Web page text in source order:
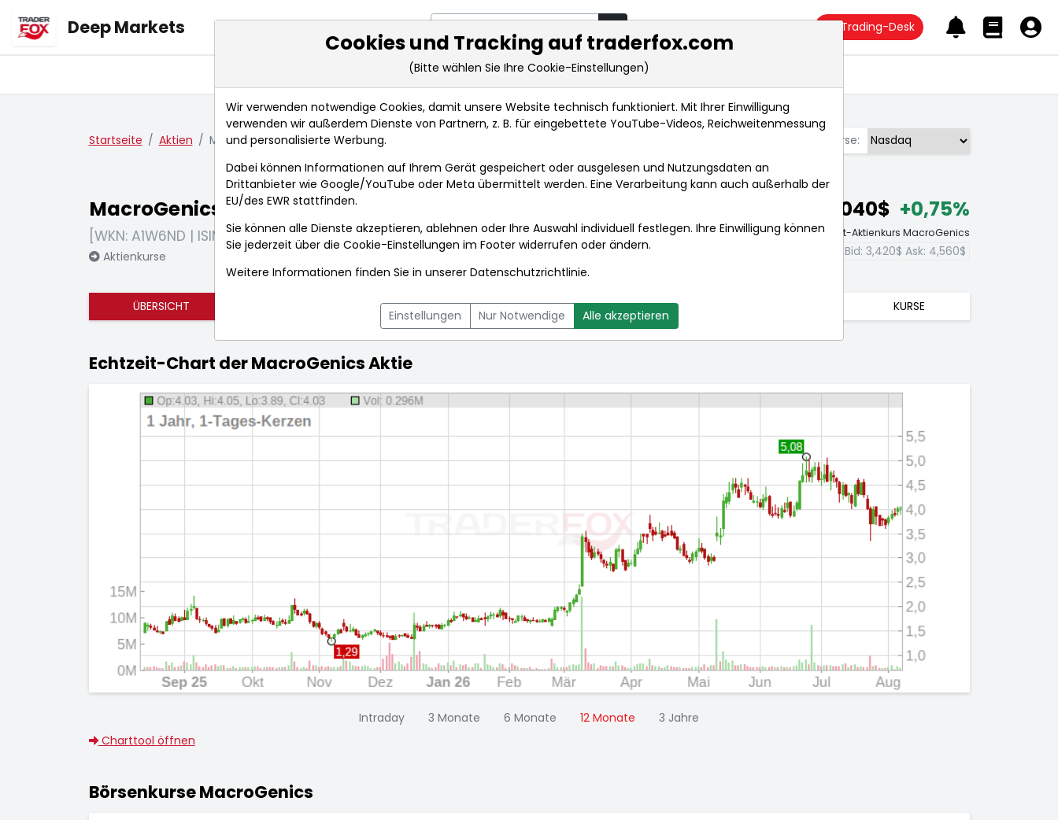
Deep Markets Trading-Desk
Markt-Analysen Market Tools Realtimekurse Nachrichten
Startseite Aktien MacroGenics Börse:
MacroGenics
[WKN: A1W6ND | ISIN: US5560991094]
Aktienkurse
4,040$ +0,75%
Echtzeit-Aktienkurs MacroGenics
Bid: 3,420$ Ask: 4,560$
ÜBERSICHT NACHRICHTEN CHARTTOOL KURSE
Echtzeit-Chart der MacroGenics Aktie
Intraday 3 Monate 6 Monate 12 Monate
3 Jahre
Charttool öffnen
Börsenkurse MacroGenics
Cookies und Tracking auf traderfox.com
(Bitte wählen Sie Ihre Cookie-Einstellungen)
Wir verwenden notwendige Cookies, damit unsere Website technisch funktioniert. Mit Ihrer Einwilligung
verwenden wir außerdem Dienste von Partnern, z. B. für eingebettete YouTube-Videos, Reichweitenmessung
und personalisierte Werbung.
Dabei können Informationen auf Ihrem Gerät gespeichert oder ausgelesen und Nutzungsdaten an
Drittanbieter wie Google/YouTube oder Meta übermittelt werden. Eine Verarbeitung kann auch außerhalb der
EU/des EWR stattfinden.
Sie können alle Dienste akzeptieren, ablehnen oder Ihre Auswahl individuell festlegen. Ihre Einwilligung können
Sie jederzeit über die Cookie-Einstellungen im Footer widerrufen oder ändern.
Weitere Informationen finden Sie in unserer Datenschutzrichtlinie.
Einstellungen Nur Notwendige Alle akzeptieren